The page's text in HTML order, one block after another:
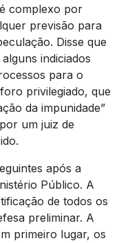
complexo por
previsão para
Disse que
indiciados
para o
privilegiado, que
da impunidade”
um juiz de
após a
Público. A
de todos os
preliminar. A
primeiro lugar, os